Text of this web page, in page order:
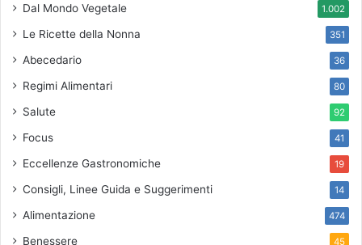
Dal Mondo Vegetale 1.002
Le Ricette della Nonna 351
Abecedario 36
Regimi Alimentari 80
Salute 92
Focus 41
Eccellenze Gastronomiche 19
Consigli, Linee Guida e Suggerimenti 14
Alimentazione 474
Benessere 45